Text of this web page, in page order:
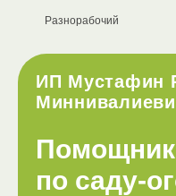
ИП Мустафин
Разнорабочий
по саду-